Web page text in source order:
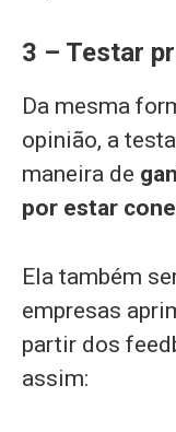
3 – Testar
Da mesma
opinião, a
maneira de
por estar
Ela também
empresas
partir dos
assim: